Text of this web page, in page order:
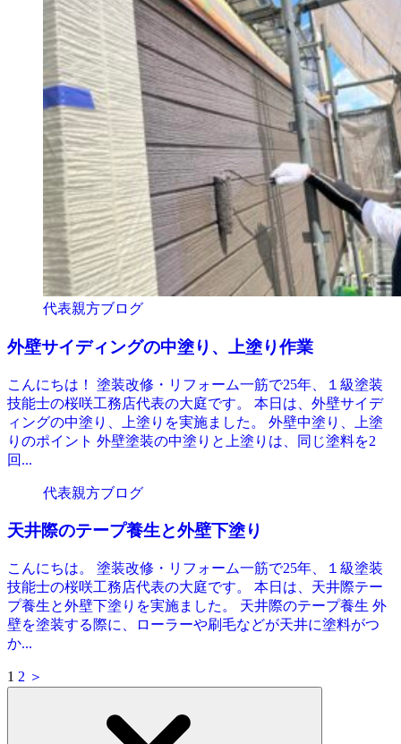
代表親方ブログ
外壁サイディングの中塗り、上塗り作業
こんにちは！ 塗装改修・リフォーム一筋で25年、１級塗装
技能士の桜咲工務店代表の大庭です。 本日は、外壁サイデ
ィングの中塗り、上塗りを実施ました。 外壁中塗り、上塗
りのポイント 外壁塗装の中塗りと上塗りは、同じ塗料を2
回...
代表親方ブログ
天井際のテープ養生と外壁下塗り
こんにちは。 塗装改修・リフォーム一筋で25年、１級塗装
技能士の桜咲工務店代表の大庭です。 本日は、天井際テー
プ養生と外壁下塗りを実施ました。 天井際のテープ養生 外
壁を塗装する際に、ローラーや刷毛などが天井に塗料がつ
か...
1 2 ＞